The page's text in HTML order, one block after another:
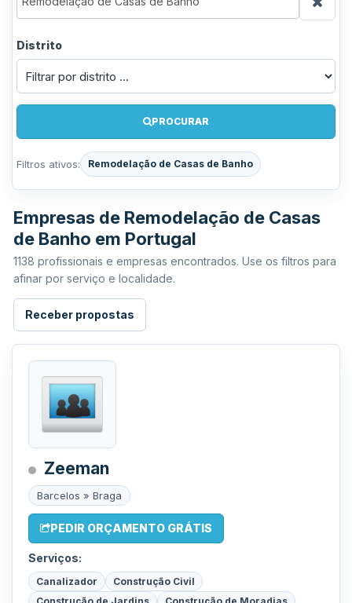
Distrito
PROCURAR
Filtros ativos: Remodelação de Casas de Banho
Empresas de Remodelação de Casas
de Banho em Portugal
1138 profissionais e empresas encontrados. Use os filtros para
afinar por serviço e localidade.
Receber propostas
Zeeman
Barcelos » Braga
PEDIR ORÇAMENTO GRÁTIS
Serviços:
Canalizador
Construção Civil